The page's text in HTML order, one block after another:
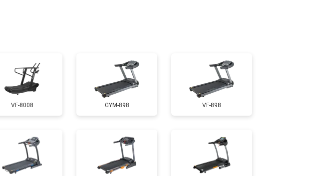
от 50 мин от 1500 ₽ Заказать
от 60 мин от 1000 ₽ Заказать
от 40 мин
VF-8008 GYM-898 VF-898